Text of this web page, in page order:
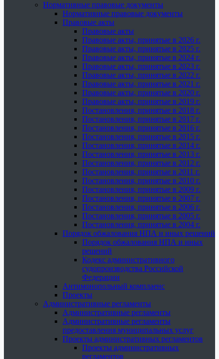
Нормативные правовые документы
Нормативные правовые документы
Правовые акты
Правовые акты
Правовые акты, принятые в 2026 г.
Правовые акты, принятые в 2025 г.
Правовые акты, принятые в 2024 г.
Правовые акты, принятые в 2023 г.
Правовые акты, принятые в 2022 г.
Правовые акты, принятые в 2021 г.
Правовые акты, принятые в 2020 г.
Правовые акты, принятые в 2019 г.
Постановления, принятые в 2018 г.
Постановления, принятые в 2017 г.
Постановления, принятые в 2016 г.
Постановления, принятые в 2015 г.
Постановления, принятые в 2014 г.
Постановления, принятые в 2013 г.
Постановления, принятые в 2012 г.
Постановления, принятые в 2011 г.
Постановления, принятые в 2010 г.
Постановления, принятые в 2009 г.
Постановления, принятые в 2007 г.
Постановления, принятые в 2006 г.
Постановления, принятые в 2005 г.
Постановления, принятые в 2004 г.
Порядок обжалования НПА и иных решений
Порядок обжалования НПА и иных
решений
Кодекс административного
судопроизводства Российской
Федерации
Антимонопольный комплаенс
Проекты
Административные регламенты
Административные регламенты
Административные регламенты
предоставления муниципальных услуг
Проекты административных регламентов
Проекты административных
регламентов